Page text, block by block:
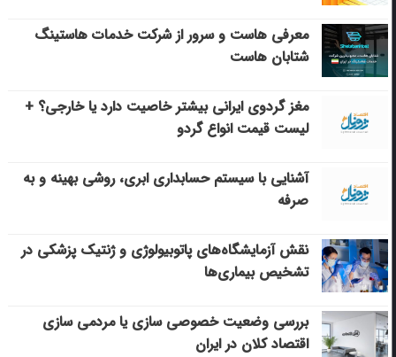
معرفی هاست و سرور از شرکت خدمات هاستینگ
شتابان هاست
مغز گردوی ایرانی بیشتر خاصیت دارد یا خارجی؟ +
لیست قیمت انواع گردو
آشنایی با سیستم حسابداری ابری، روشی بهینه و به
صرفه
نقش آزمایشگاه‌های پاتوبیولوژی و ژنتیک پزشکی در
تشخیص بیماری‌ها
بررسی وضعیت خصوصی سازی یا مردمی سازی
اقتصاد کلان در ایران